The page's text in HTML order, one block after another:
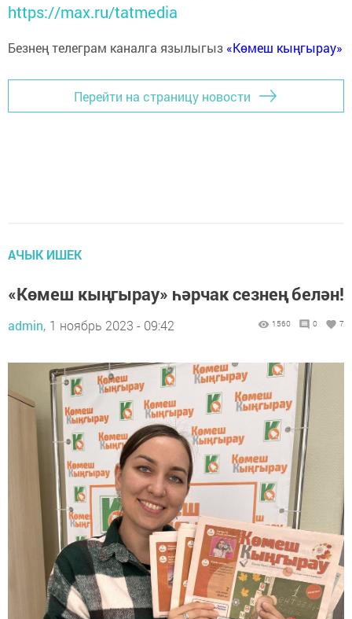
https://max.ru/tatmedia
Безнең телеграм каналга язылыгыз «Көмеш кыңгырау»
Перейти на страницу новости
АЧЫК ИШЕК
«Көмеш кыңгырау» һәрчак сезнең белән!
admin, 1 ноябрь 2023 - 09:42 1560 0 7